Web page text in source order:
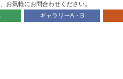
お気軽にお問合わせください。
ギャラリーA・B